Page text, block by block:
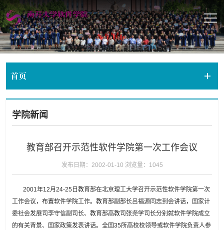
首页
学院新闻
教育部召开示范性软件学院第一次工作会议
发布日期：2002-01-10 浏览量： 1045
2001年12月24-25日教育部在北京理工大学召开示范性软件学院第一次
工作会议，布置软件学院工作。教育部副部长吕福源同志到会讲话，国家计
委社会发展司李守信副司长、教育部高教司张尧学司长分别就软件学院成立
的有关背景、国家政策发表讲话。全国35所高校校领导或软件学院负责人参